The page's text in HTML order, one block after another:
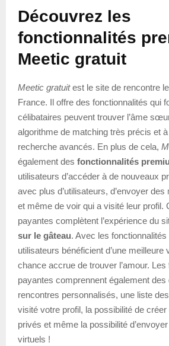
Découvrez les
fonctionnalités
Meetic gratuit
Meetic gratuitest le site de rencontre
France. Il offre des fonctionnalités qui
célibataires peuvent trouver l’âme
algorithme de matching très précis et
recherche avancés. En plus de cela,
également des fonctionnalités
utilisateurs d’accéder à de nouveaux
avec plus d’utilisateurs, d’envoyer
et même de voir qui a visité leur profil.
payantes complètent l’expérience du
sur le gâteau. Avec les
utilisateurs bénéficient d’une meilleure
chance accrue de trouver l’amour. Les
payantes comprennent également des
rencontres personnalisés, une liste
visité votre profil, la possibilité de
privés et même la possibilité
virtuels !